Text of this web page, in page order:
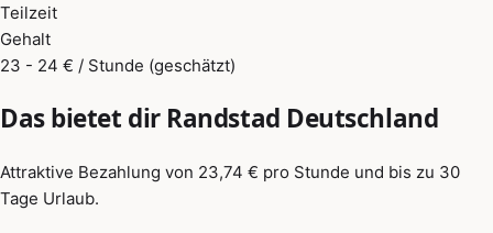
Teilzeit
Gehalt
23 - 24 € / Stunde (geschätzt)
Das bietet dir Randstad Deutschland
Attraktive Bezahlung von 23,74 € pro Stunde und bis zu 30
Tage Urlaub.